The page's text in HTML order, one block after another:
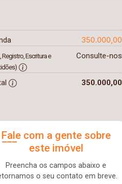
350.000,00
Registro, Escritura e
Consulte-nos
350.000,00
Fale com a gente sobre
este imóvel
Preencha os campos abaixo e
o seu contato em breve.